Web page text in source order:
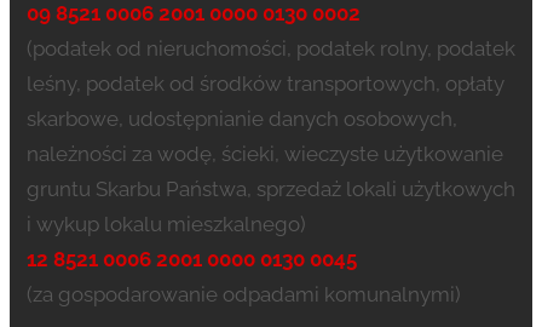
09 8521 0006 2001 0000 0130 0002
(podatek od nieruchomości, podatek rolny, podatek
leśny, podatek od środków transportowych, opłaty
skarbowe, udostępnianie danych osobowych,
należności za wodę, ścieki, wieczyste użytkowanie
gruntu Skarbu Państwa, sprzedaż lokali użytkowych
i wykup lokalu mieszkalnego)
12 8521 0006 2001 0000 0130 0045
(za gospodarowanie odpadami komunalnymi)